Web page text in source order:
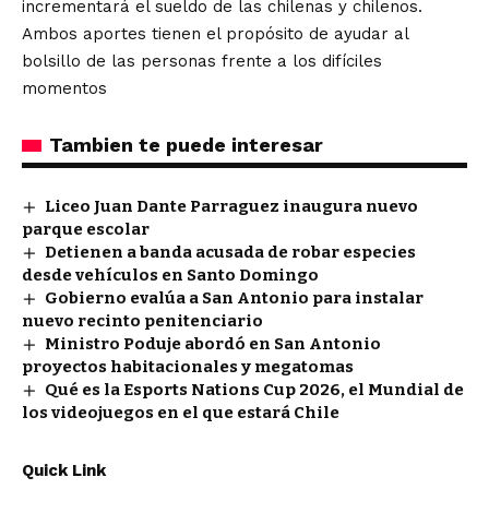
incrementará el sueldo de las chilenas y chilenos.
Ambos aportes tienen el propósito de ayudar al
bolsillo de las personas frente a los difíciles
momentos
Tambien te puede interesar
Liceo Juan Dante Parraguez inaugura nuevo
parque escolar
Detienen a banda acusada de robar especies
desde vehículos en Santo Domingo
Gobierno evalúa a San Antonio para instalar
nuevo recinto penitenciario
Ministro Poduje abordó en San Antonio
proyectos habitacionales y megatomas
Qué es la Esports Nations Cup 2026, el Mundial de
los videojuegos en el que estará Chile
Quick Link